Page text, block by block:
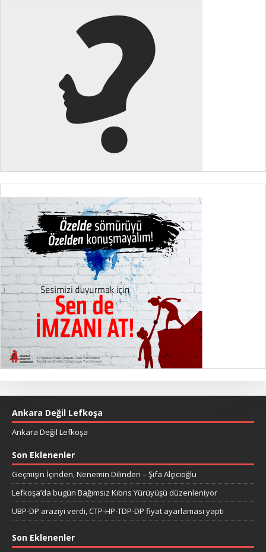
Ankara Değil Lefkoşa
Ankara Değil Lefkoşa
Son Eklenenler
Geçmişin İçinden, Nenemin Dilinden – Şifa Alçıcıoğlu
Lefkoşa’da bugün Bağımsız Kıbrıs Yürüyüşü düzenleniyor
UBP-DP araziyi verdi, CTP-HP-TDP-DP fiyat ayarlaması yaptı
Son Eklenenler